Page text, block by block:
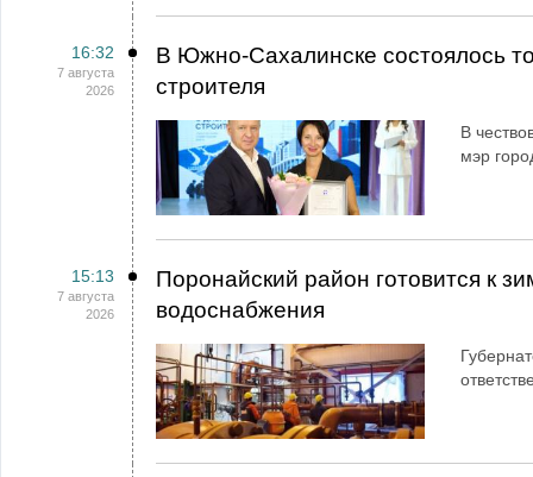
16:32
7 августа
2026
В Южно-Сахалинске состоялось
строителя
В
мэр
15:13
7 августа
2026
Поронайский район готовится к
водоснабжения